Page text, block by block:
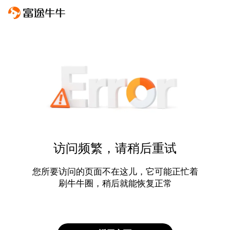
访问频繁，请稍后重试
您所要访问的页面不在这儿，它可能正忙着
刷牛牛圈，稍后就能恢复正常